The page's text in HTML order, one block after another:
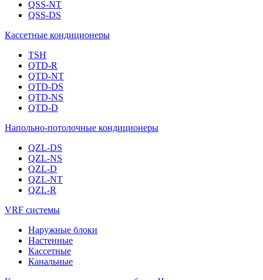
QSS-NT
QSS-DS
Кассетные кондиционеры
TSH
QTD-R
QTD-NT
QTD-DS
QTD-NS
QTD-D
Напольно-потолочные кондиционеры
QZL-DS
QZL-NS
QZL-D
QZL-NT
QZL-R
VRF системы
Наружные блоки
Настенные
Кассетные
Канальные